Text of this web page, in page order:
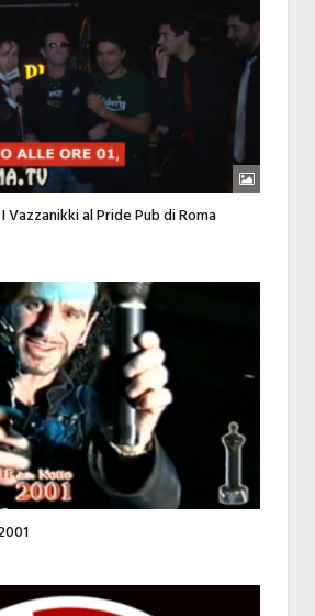
Vazzanikki al Pride Pub di Roma